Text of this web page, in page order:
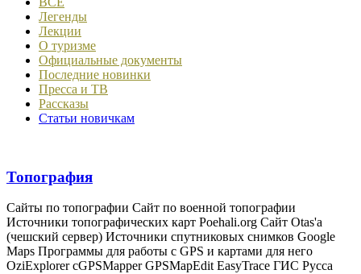
Легенды
Лекции
О туризме
Официальные документы
Последние новинки
Пресса и ТВ
Рассказы
Статьи новичкам
Топография
Сайты по топографии Сайт по военной топографии
Источники топографических карт Poehali.org Сайт Otas'а
(чешский сервер) Источники спутниковых снимков Google
Maps Программы для работы с GPS и картами для него
OziExplorer cGPSMapper GPSMapEdit EasyTrace ГИС Русса